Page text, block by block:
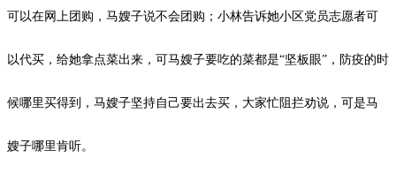
可以在网上团购，马嫂子说不会团购；小林告诉她小区党员志愿者可
以代买，给她拿点菜出来，可马嫂子要吃的菜都是“坚板眼”，防疫的时
候哪里买得到，马嫂子坚持自己要出去买，大家忙阻拦劝说，可是马
嫂子哪里肯听。